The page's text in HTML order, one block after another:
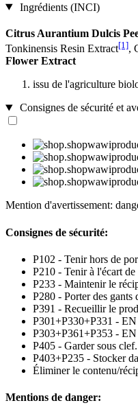
Ingrédients (INCI)
Citrus Aurantium Dulcis
Tonkinensis Resin Extract[1],
Flower Extract
issu de l'agriculture
Consignes de sécurité et
Mention d'avertissement:
Consignes de sécurité:
P102 - Tenir hors de
P210 - Tenir à l'écart de
P233 - Maintenir le
P280 - Porter des gants
P391 - Recueillir le
P301+P330+P331 -
P303+P361+P353 -
P405 - Garder sous clef.
P403+P235 - Stocker
Éliminer le contenu/
Mentions de danger: